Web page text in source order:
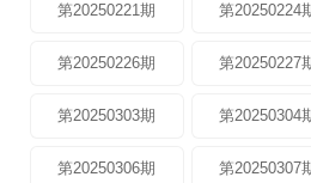
第20250221期 第20250224
第20250226期 第20250227
第20250303期 第20250304
第20250306期 第20250307